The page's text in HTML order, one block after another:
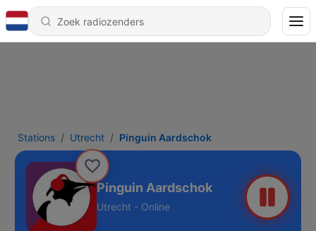
Stations Utrecht Pinguin Aardschok
Pinguin Aardschok
Utrecht - Online